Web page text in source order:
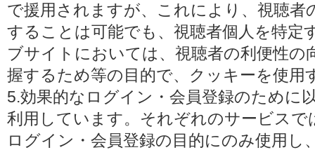
で援用されますが、これにより、視聴
することは可能でも、視聴者個人を特定
ブサイトにおいては、視聴者の利便性の
握するため等の目的で、クッキーを使用
5.効果的なログイン・会員登録のために
利用しています。それぞれのサービス
ログイン・会員登録の目的にのみ使用し